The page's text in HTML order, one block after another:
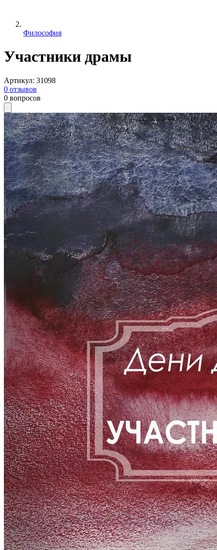
Философия
Участники драмы
Артикул: 31098
0 отзывов
0 вопросов